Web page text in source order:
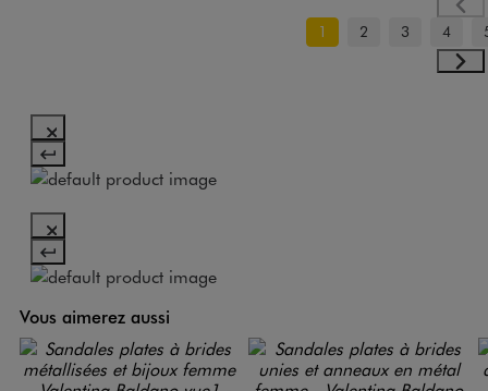
1 2 3 4
Vous aimerez aussi